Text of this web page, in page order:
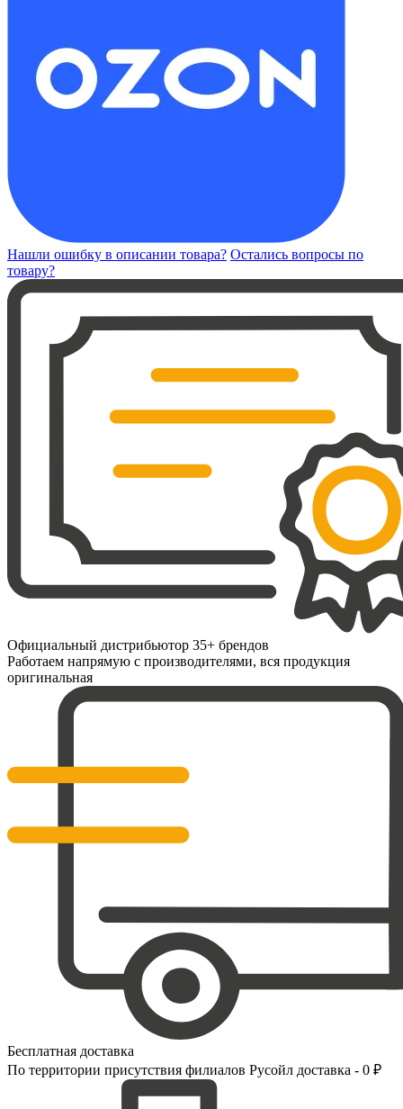
Нашли ошибку в описании товара? Остались вопросы по
товару?
Официальный дистрибьютор 35+ брендов
Работаем напрямую с производителями, вся продукция
оригинальная
Бесплатная доставка
По территории присутствия филиалов Русойл доставка - 0 ₽